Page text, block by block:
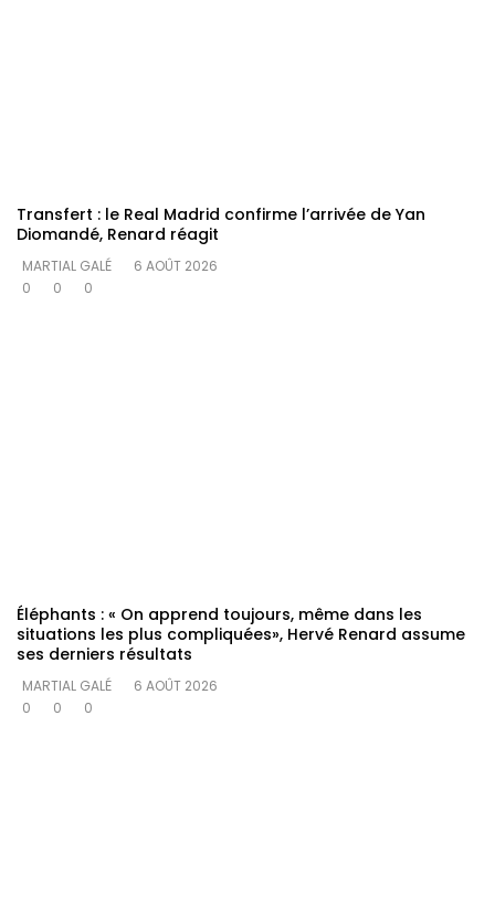
Transfert : le Real Madrid confirme l’arrivée de Yan
Diomandé, Renard réagit
MARTIAL GALÉ
6 AOÛT 2026
0
0 0
Éléphants : « On apprend toujours, même dans les
situations les plus compliquées», Hervé Renard assume
ses derniers résultats
MARTIAL GALÉ
6 AOÛT 2026
0
0 0